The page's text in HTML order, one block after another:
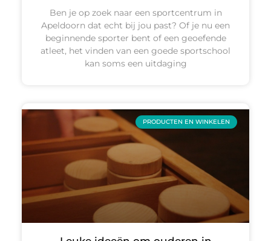
Ben je op zoek naar een sportcentrum in
Apeldoorn dat echt bij jou past? Of je nu een
beginnende sporter bent of een geoefende
atleet, het vinden van een goede sportschool
kan soms een uitdaging
PRODUCTEN EN WINKELEN